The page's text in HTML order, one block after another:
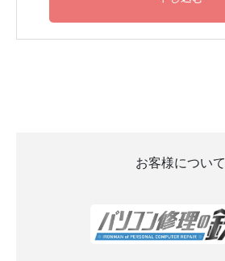
お客様について